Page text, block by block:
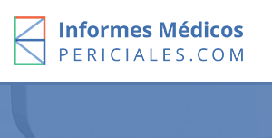
content